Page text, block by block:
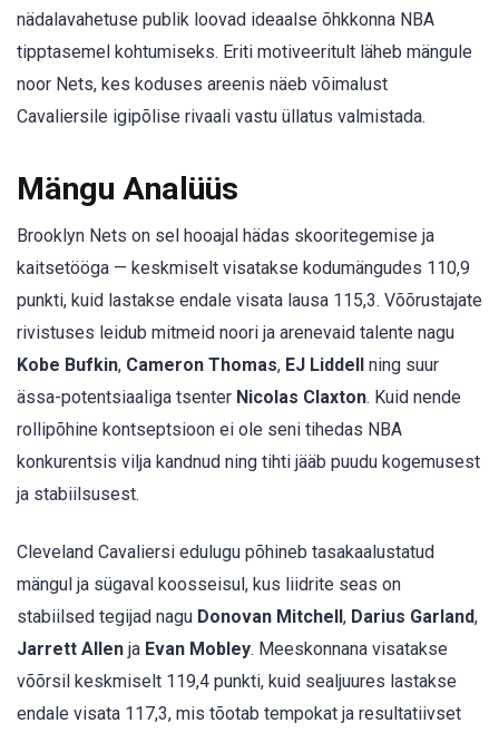
nädalavahetuse publik loovad ideaalse õhkkonna NBA
tipptasemel kohtumiseks. Eriti motiveeritult läheb mängule
noor Nets, kes koduses areenis näeb võimalust
Cavaliersile igipõlise rivaali vastu üllatus valmistada.
Mängu Analüüs
Brooklyn Nets on sel hooajal hädas skooritegemise ja
kaitsetööga — keskmiselt visatakse kodumängudes 110,9
punkti, kuid lastakse endale visata lausa 115,3. Võõrustajate
rivistuses leidub mitmeid noori ja arenevaid talente nagu
Kobe Bufkin, Cameron Thomas, EJ Liddell ning suur
ässa-potentsiaaliga tsenter Nicolas Claxton. Kuid nende
rollipõhine kontseptsioon ei ole seni tihedas NBA
konkurentsis vilja kandnud ning tihti jääb puudu kogemusest
ja stabiilsusest.
Cleveland Cavaliersi edulugu põhineb tasakaalustatud
mängul ja sügaval koosseisul, kus liidrite seas on
stabiilsed tegijad nagu Donovan Mitchell, Darius Garland,
Jarrett Allen ja Evan Mobley. Meeskonnana visatakse
võõrsil keskmiselt 119,4 punkti, kuid sealjuures lastakse
endale visata 117,3, mis tõotab tempokat ja resultatiivset